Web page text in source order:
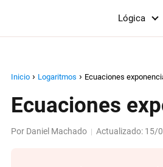
Lógica
Inicio Logaritmos Ecuaciones
Ecuaciones
Por Daniel Machado | Actualizado: 15/